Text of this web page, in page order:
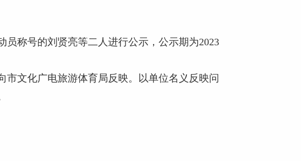
称号的刘贤亮等二人进行公示，公示期为2023
文化广电旅游体育局反映。以单位名义反映问